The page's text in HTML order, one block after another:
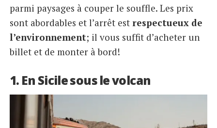
parmi paysages à couper le souffle. Les prix
sont abordables et l’arrêt est respectueux de
l’environnement; il vous suffit d’acheter un
billet et de monter à bord!
1. En Sicile sous le volcan